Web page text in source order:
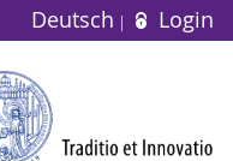
Deutsch Login